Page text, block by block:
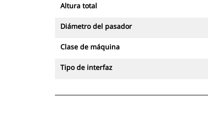
Altura total
Diámetro del pasador
Clase de máquina
Tipo de interfaz